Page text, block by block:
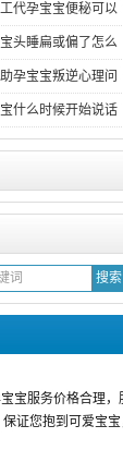
代孕宝宝便秘可以
头睡扁或偏了怎么
孕宝宝叛逆心理问
什么时候开始说话
宝服务价格合理
证您抱到可爱宝